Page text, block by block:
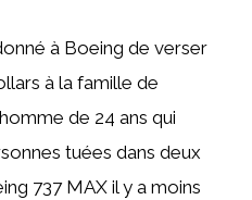
à Boeing de verser
à la famille de
de 24 ans qui
tuées dans deux
737 MAX il y a moins